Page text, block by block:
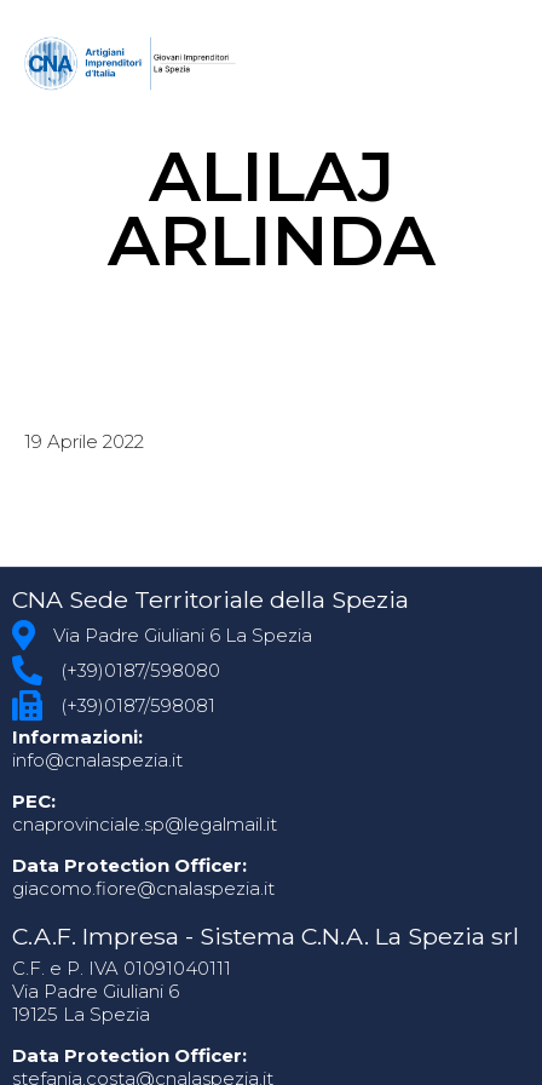
ALILAJ
ARLINDA
19 Aprile 2022
CNA Sede Territoriale della Spezia
Via Padre Giuliani 6 La Spezia
(+39)0187/598080
(+39)0187/598081
Informazioni:
info@cnalaspezia.it
PEC:
cnaprovinciale.sp@legalmail.it
Data Protection Officer:
giacomo.fiore@cnalaspezia.it
C.A.F. Impresa - Sistema C.N.A. La Spezia srl
C.F. e P. IVA 01091040111
Via Padre Giuliani 6
19125 La Spezia
Data Protection Officer:
stefania.costa@cnalaspezia.it